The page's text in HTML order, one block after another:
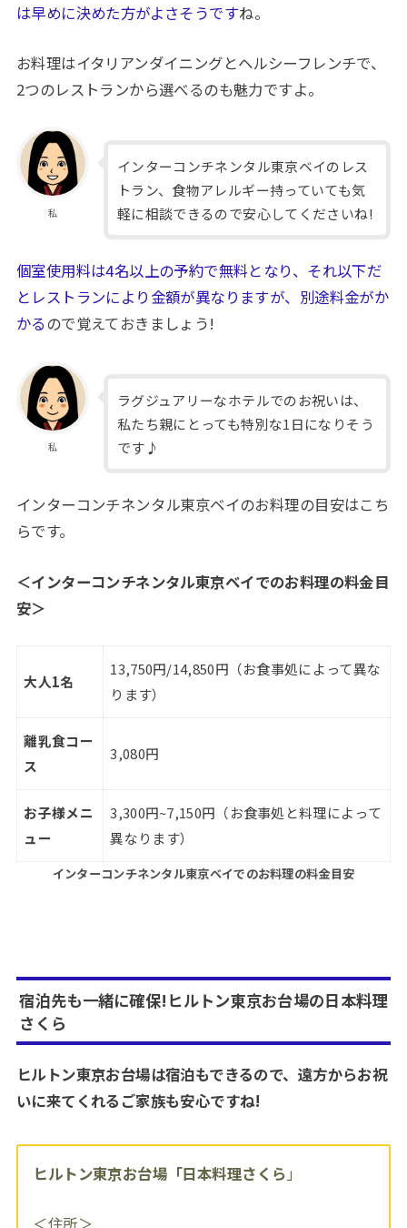
は早めに決めた方がよさそうですね。
お料理はイタリアンダイニングとヘルシーフレンチで、
2つのレストランから選べるのも魅力ですよ。
私
インターコンチネンタル東京ベイのレス
トラン、食物アレルギー持っていても気
軽に相談できるので安心してくださいね!
個室使用料は4名以上の予約で無料となり、それ以下だ
とレストランにより金額が異なりますが、別途料金がか
かるので覚えておきましょう!
私
ラグジュアリーなホテルでのお祝いは、
私たち親にとっても特別な1日になりそう
です♪
インターコンチネンタル東京ベイのお料理の目安はこち
らです。
＜インターコンチネンタル東京ベイでのお料理の料金目
安＞
大人1名
13,750円/14,850円（お食事処によって異な
ります）
離乳食コー
ス
3,080円
お子様メニ
ュー
3,300円~7,150円（お食事処と料理によって
異なります）
インターコンチネンタル東京ベイでのお料理の料金目安
宿泊先も一緒に確保!ヒルトン東京お台場の日本料理
さくら
ヒルトン東京お台場は宿泊もできるので、遠方からお祝
いに来てくれるご家族も安心ですね!
ヒルトン東京お台場「日本料理さくら」